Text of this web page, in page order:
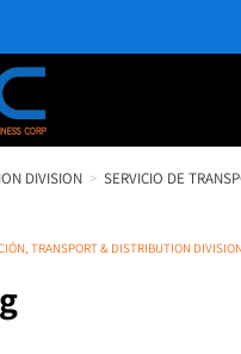
DIVISION > SERVICIO DE
, TRANSPORT & DISTRIBUTION DIVISION